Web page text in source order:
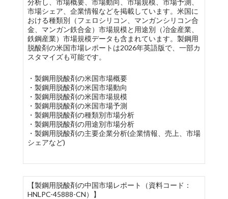
分析し、市場概要、市場動向、市場規模、市場予測、
市場シェア、企業情報などを掲載しています。米国に
おける種類別（フェロシリコン、マンガンシリコン合
金、マンガン鉄合金）市場規模と用途別（冶金産業、
鉄鋼産業）市場規模データも含まれています。製鋼用
脱酸剤の米国市場レポートは2026年英語版で、一部カ
スタマイズも可能です。
・製鋼用脱酸剤の米国市場概要
・製鋼用脱酸剤の米国市場動向
・製鋼用脱酸剤の米国市場規模
・製鋼用脱酸剤の米国市場予測
・製鋼用脱酸剤の種類別市場分析
・製鋼用脱酸剤の用途別市場分析
・製鋼用脱酸剤の主要企業分析(企業情報、売上、市場
シェアなど)
【製鋼用脱酸剤の中国市場レポート（資料コード：
HNLPC-45888-CN）】